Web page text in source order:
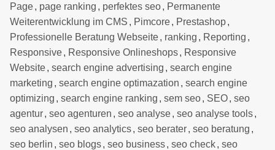
Page, page ranking , perfektes seo, Permanente
Weiterentwicklung im CMS , Pimcore, Prestashop,
Professionelle Beratung Webseite, ranking , Reporting ,
Responsive, Responsive Onlineshops, Responsive
Website, search engine advertising , search engine
marketing , search engine optimazation , search engine
optimizing , search engine ranking , sem seo, SEO, seo
agentur, seo agenturen , seo analyse, seo analyse tools,
seo analysen , seo analytics, seo berater, seo beratung ,
seo berlin , seo blogs, seo business, seo check, seo